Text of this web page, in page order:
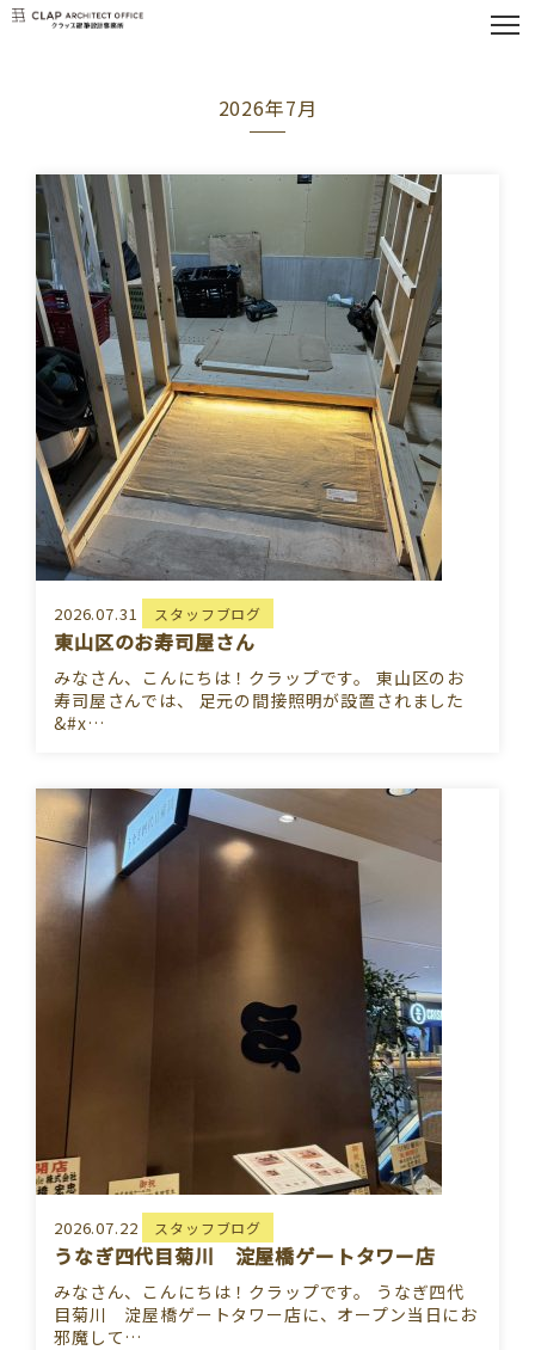
2026年7月
2026.07.31 スタッフブログ
東山区のお寿司屋さん
みなさん、こんにちは！クラップです。 東山区のお
寿司屋さんでは、 足元の間接照明が設置されました
&#x…
2026.07.22 スタッフブログ
うなぎ四代目菊川 淀屋橋ゲートタワー店
みなさん、こんにちは！クラップです。 うなぎ四代
目菊川 淀屋橋ゲートタワー店に、オープン当日にお
邪魔して…